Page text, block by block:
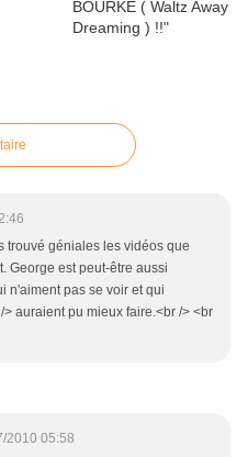
trouvé géniales les vidéos que
George est peut-être aussi
n'aiment pas se voir et qui
auraient pu mieux faire.<br /> <br
2010 05:58